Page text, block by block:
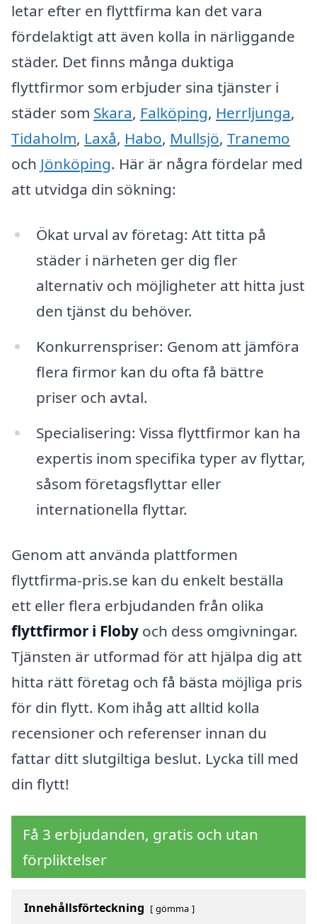
letar efter en flyttfirma kan det vara
fördelaktigt att även kolla in närliggande
städer. Det finns många duktiga
flyttfirmor som erbjuder sina tjänster i
städer som Skara, Falköping, Herrljunga,
Tidaholm, Laxå, Habo, Mullsjö, Tranemo
och Jönköping. Här är några fördelar med
att utvidga din sökning:
Ökat urval av företag: Att titta på
städer i närheten ger dig fler
alternativ och möjligheter att hitta just
den tjänst du behöver.
Konkurrenspriser: Genom att jämföra
flera firmor kan du ofta få bättre
priser och avtal.
Specialisering: Vissa flyttfirmor kan ha
expertis inom specifika typer av flyttar,
såsom företagsflyttar eller
internationella flyttar.
Genom att använda plattformen
flyttfirma-pris.se kan du enkelt beställa
ett eller flera erbjudanden från olika
flyttfirmor i Floby och dess omgivningar.
Tjänsten är utformad för att hjälpa dig att
hitta rätt företag och få bästa möjliga pris
för din flytt. Kom ihåg att alltid kolla
recensioner och referenser innan du
fattar ditt slutgiltiga beslut. Lycka till med
din flytt!
Få 3 erbjudanden, gratis och utan
förpliktelser
Innehållsförteckning gömma